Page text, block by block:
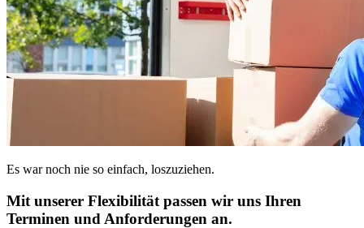
Es war noch nie so einfach, loszuziehen.
Mit unserer Flexibilität passen wir uns Ihren
Terminen und Anforderungen an.